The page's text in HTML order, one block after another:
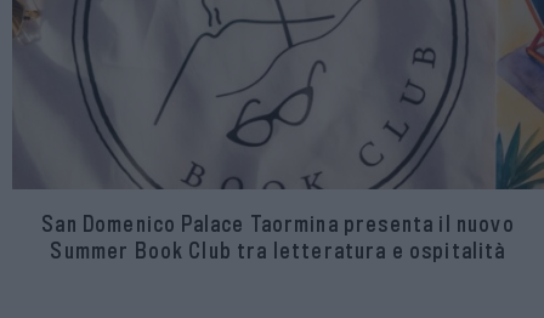
San Domenico Palace Taormina presenta il nuovo
Summer Book Club tra letteratura e ospitalità